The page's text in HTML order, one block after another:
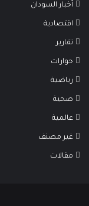
أخبار السودان
اقتصادية
تقارير
حوارات
رياضية
صحية
عالمية
غير مصنف
مقالات